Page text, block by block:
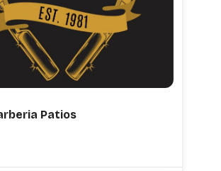
Sumérgete en una experiencia
para hombres, donde la
el ambiente relajado y los
expertos se unen para brindarte
excepcional.
Patios